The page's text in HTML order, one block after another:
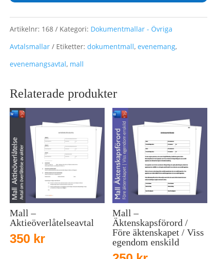
Artikelnr: 168 Kategori: Dokumentmallar - Övriga
Avtalsmallar
Etiketter: dokumentmall, evenemang,
evenemangsavtal, mall
Relaterade produkter
Mall –
Aktieöverlåtelseavtal
350 kr
Mall –
Äktenskapsförord /
Före äktenskapet / Viss
egendom enskild